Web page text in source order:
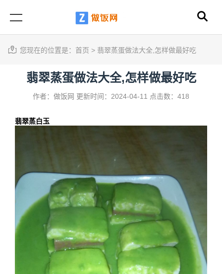
您现在的位置是： 首页 > 翡翠蒸蛋做法大全,怎样做最好吃
翡翠蒸蛋做法大全,怎样做最好吃
作者：做饭网 更新时间：2024-04-11 点击数：418
翡翠蒸白玉